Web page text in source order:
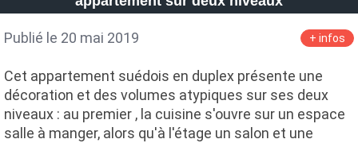
Publié le 20 mai 2019 + infos
Cet appartement suédois en duplex présente une
décoration et des volumes atypiques sur ses deux
niveaux : au premier , la cuisine s'ouvre sur un espace
salle à manger, alors qu'à l'étage un salon et une